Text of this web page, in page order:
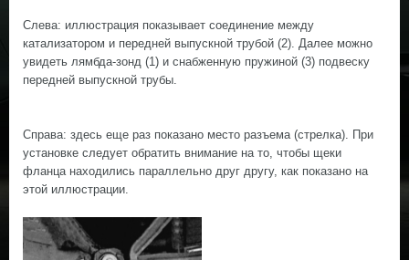
Слева: иллюстрация показывает соединение между
катализатором и передней выпускной трубой (2). Далее можно
увидеть лямбда-зонд (1) и снабженную пружиной (3) подвеску
передней выпускной трубы.
Справа: здесь еще раз показано место разъема (стрелка). При
установке следует обратить внимание на то, чтобы щеки
фланца находились параллельно друг другу, как показано на
этой иллюстрации.